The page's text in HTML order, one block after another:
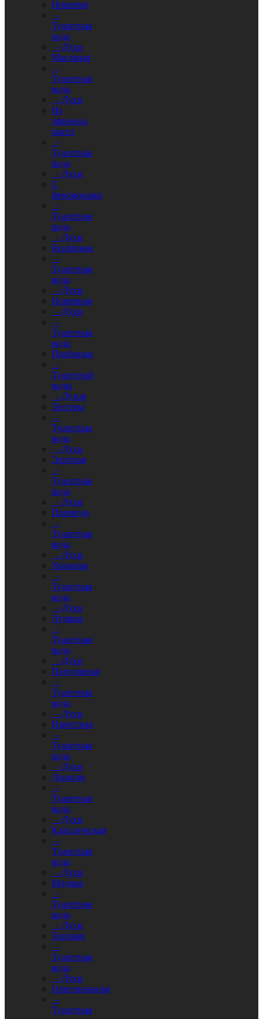
Нишевая
-
Туалетная
вода
- Духи
Масляная
-
Туалетная
вода
- Духи
Из
эфирных
масел
-
Туалетная
вода
- Духи
С
феромонами
-
Туалетная
вода
- Духи
Разливная
-
Туалетная
вода
- Духи
Номерная
- Духи
-
Туалетная
вода
Пробники
-
Туалетной
воды
- Духов
Тестеры
-
Туалетная
вода
- Духи
Элитная
-
Туалетная
вода
- Духи
Премиум
-
Туалетная
вода
- Духи
Хорошая
-
Туалетная
вода
- Духи
Лучшая
-
Туалетная
вода
- Духи
Популярная
-
Туалетная
вода
- Духи
Известная
-
Туалетная
вода
- Духи
Дорогая
-
Туалетная
вода
- Духи
Классическая
-
Туалетная
вода
- Духи
Модная
-
Туалетная
вода
- Духи
Топовая
-
Туалетная
вода
- Духи
Оригинальная
-
Туалетная